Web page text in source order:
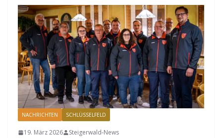
NACHRICHTEN SCHLÜSSELFELD
19. März 2026
Steigerwald-News